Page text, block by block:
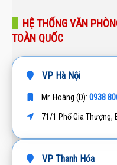
HỆ THỐNG VĂN
TOÀN QUỐC
VP Hà Nội
Mr. Hoàng (D): 0938
71/1 Phố Gia Thượng,
VP Thanh Hóa